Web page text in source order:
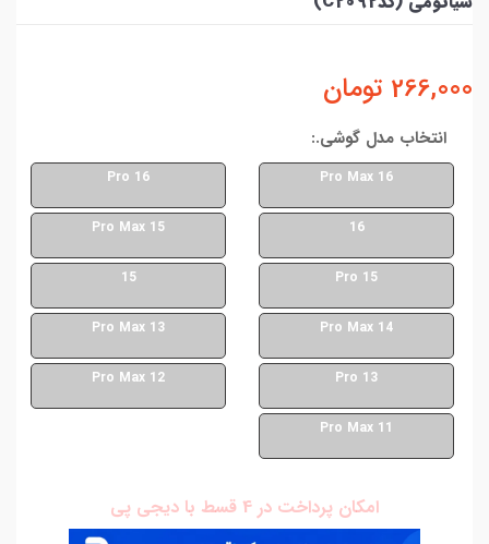
266,000 تومان
انتخاب مدل گوشی.:
16 Pro Max
16 Pro
16
15 Pro Max
15 Pro
15
14 Pro Max
13 Pro Max
13 Pro
12 Pro Max
11 Pro Max
امکان پرداخت در 4 قسط با دیجی پی